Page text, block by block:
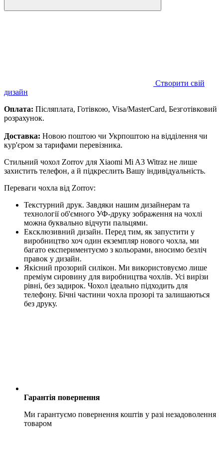
Створити свій
дизайн
Оплата: Післяплата, Готівкою, Visa/MasterCard, Безготівковий
розрахунок.
Доставка: Новою поштою чи Укрпоштою на відділення чи
кур'єром за тарифами перевізника.
Стильний чохол Zorrov для Xiaomi Mi A3 Witraz не лише
захистить телефон, а й підкреслить Вашу індивідуальність.
Переваги чохла від Zorrov:
Текстурний друк. Завдяки нашим дизайнерам та
технології об'ємного УФ-друку зображення на чохлі
можна буквально відчути пальцями.
Ексклюзивний дизайн. Перед тим, як запустити у
виробництво хоч один екземпляр нового чохла, ми
багато експериментуємо з кольорами, вносимо безліч
правок у дизайн.
Якісний прозорий силікон. Ми використовуємо лише
преміум сировину для виробництва чохлів. Усі вирізи
рівні, без задирок. Чохол ідеально підходить для
телефону. Бічні частини чохла прозорі та залишаються
без друку.
Гарантія повернення
Ми гарантуємо повернення коштів у разі незадоволення
товаром